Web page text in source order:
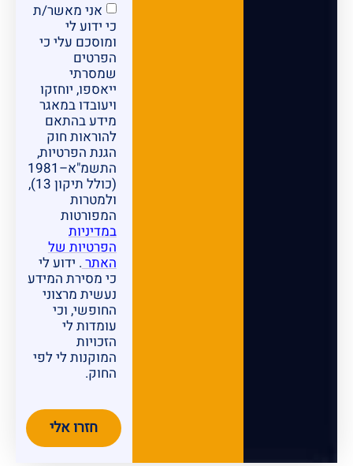
אני מאשר/ת
כי ידוע לי
ומוסכם עלי כי
הפרטים
שמסרתי
ייאספו, יוחזקו
ויעובדו במאגר
מידע בהתאם
להוראות חוק
הגנת הפרטיות,
התשמ"א–1981
(כולל תיקון 13),
ולמטרות
המפורטות
במדיניות
הפרטיות של
האתר. ידוע לי
כי מסירת המידע
נעשית מרצוני
החופשי, וכי
עומדות לי
הזכויות
המוקנות לי לפי
החוק.
חזרו אלי